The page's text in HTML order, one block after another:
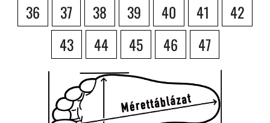
36 37 38 39 40 41
42
43
44 45 46 47